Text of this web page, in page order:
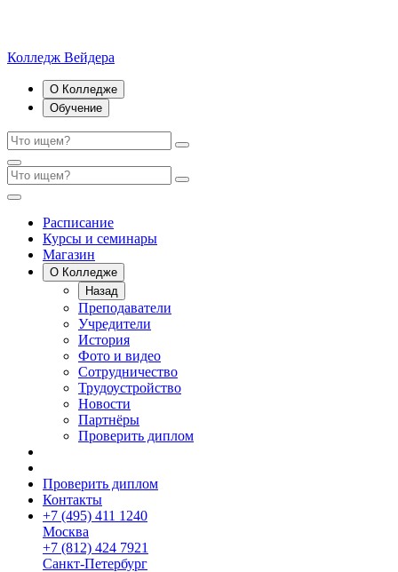
Колледж Вейдера
О Колледже
Обучение
Расписание
Курсы и семинары
Магазин
О Колледже
Назад
Преподаватели
Учредители
История
Фото и видео
Сотрудничество
Трудоустройство
Новости
Партнёры
Проверить диплом
Проверить диплом
Контакты
+7 (495) 411 1240
Москва
+7 (812) 424 7921
Санкт-Петербург